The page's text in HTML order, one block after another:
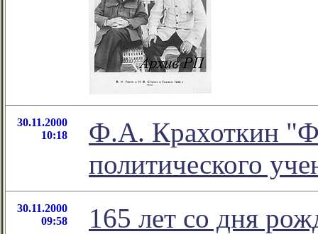
30.11.2000
10:18
Ф.А. Крахоткин
политического
30.11.2000
09:58
165 лет со дня